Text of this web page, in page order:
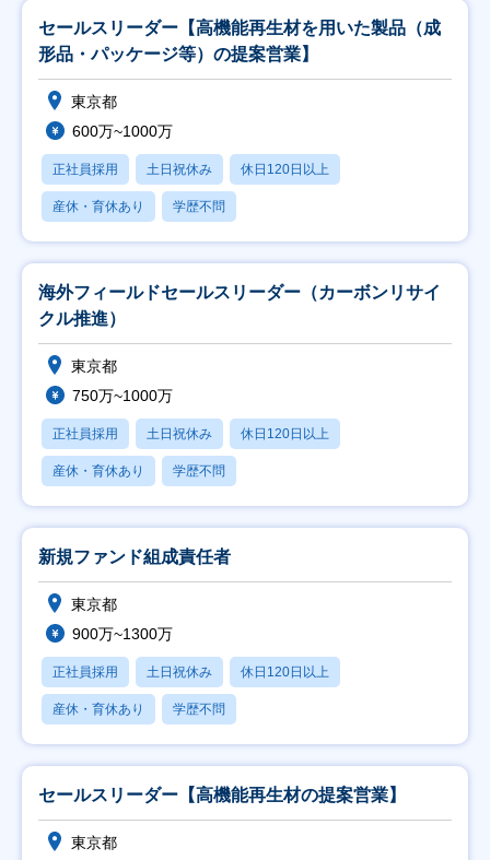
セールスリーダー【高機能再生材を用いた製品（成
形品・パッケージ等）の提案営業】
東京都
600万~1000万
正社員採用 土日祝休み 休日120日以上
産休・育休あり 学歴不問
海外フィールドセールスリーダー（カーボンリサイ
クル推進）
東京都
750万~1000万
正社員採用 土日祝休み 休日120日以上
産休・育休あり 学歴不問
新規ファンド組成責任者
東京都
900万~1300万
正社員採用 土日祝休み 休日120日以上
産休・育休あり 学歴不問
セールスリーダー【高機能再生材の提案営業】
東京都